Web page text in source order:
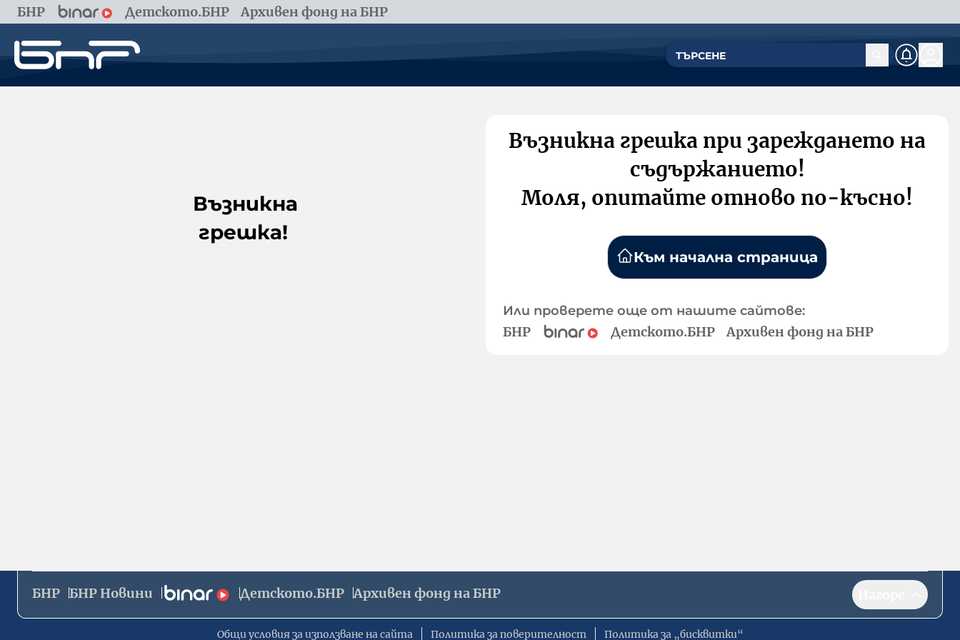
БНР Детското.БНР Архивен фонд на БНР
Възникна
грешка!
Възникна грешка при зареждането на
съдържанието!
Моля, опитайте отново по-късно!
Към начална страница
Или проверете още от нашите сайтове:
БНР Детското.БНР Архивен фонд на БНР
БНР БНР Новини Детското.БНР Архивен фонд на БНР
Общи условия за използване на сайта Политика за поверителност Политика за „бисквитки“